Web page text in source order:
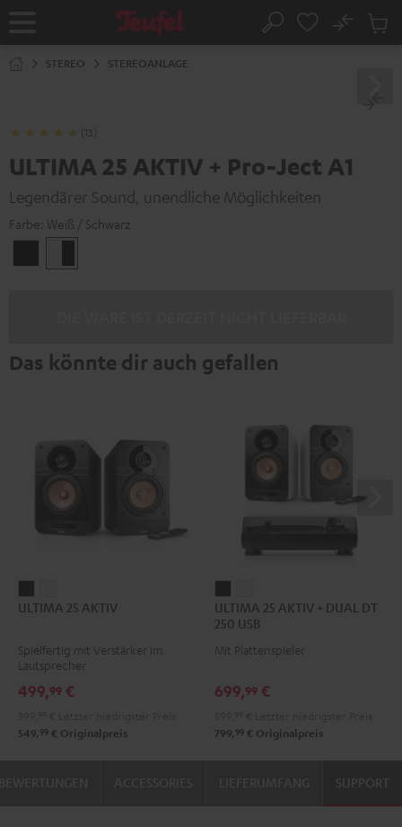
Startseite Suche
No
STEREO STEREOANLAGE
(13)
ULTIMA 25 AKTIV + Pro-Ject A1
Legendärer Sound, unendliche Möglichkeiten
Farbe: Weiß / Schwarz
/
Das könnte dir auch gefallen
25
Night
Black
25
Pure
ULTIMA 25 AKTIV
Spielfertig mit Verstärker im
Lautsprecher
499,99 €
549, 99 € Originalpreis
25
AKTIV
+
DT
USB
25
AKTIV
+
DT
USB
ULTIMA 25 AKTIV + DUAL DT
250 USB
Mit Plattenspieler
699,99 €
799, 99 € Originalpreis
SUPPORT